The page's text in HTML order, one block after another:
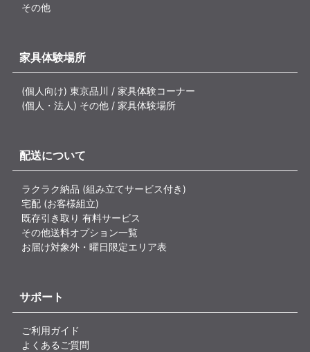
その他
家具体験場所
(個人向け) 東京品川 / 家具体験コーナー
(個人・法人) その他 / 家具体験場所
配送について
ラクラク納品 (組み立てサービス付き)
宅配 (お客様組立)
既存引き取り 有料サービス
その他送料オプション一覧
お届け対象外・曜日限定エリア表
サポート
ご利用ガイド
よくあるご質問